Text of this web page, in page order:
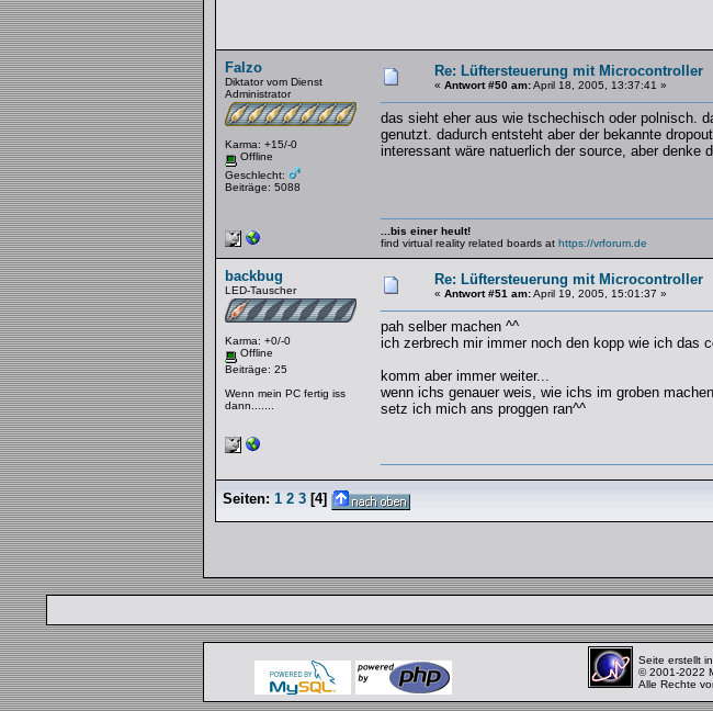
Falzo
Diktator vom Dienst
Administrator
Karma: +15/-0
Offline
Geschlecht:
Beiträge: 5088
Re: Lüftersteuerung mit Microcontroller
« Antwort #50 am:April 18, 2005, 13:37:41 »
das sieht eher aus wie tschechisch oder polnisch.
genutzt. dadurch entsteht aber der bekannte
interessant wäre natuerlich der source, aber denke
...bis einer heult!
find virtual reality related boards at https://vrforum.de
backbug
LED-Tauscher
Karma: +0/-0
Offline
Beiträge: 25
Wenn mein PC fertig iss
dann.......
Re: Lüftersteuerung mit Microcontroller
« Antwort #51 am:April 19, 2005, 15:01:37 »
pah selber machen ^^
ich zerbrech mir immer noch den kopp wie ich das
komm aber immer weiter...
wenn ichs genauer weis, wie ichs im groben
setz ich mich ans proggen ran^^
Seiten: 1 2 3[4]
Seite erstellt
© 2001-2022
Alle Rechte